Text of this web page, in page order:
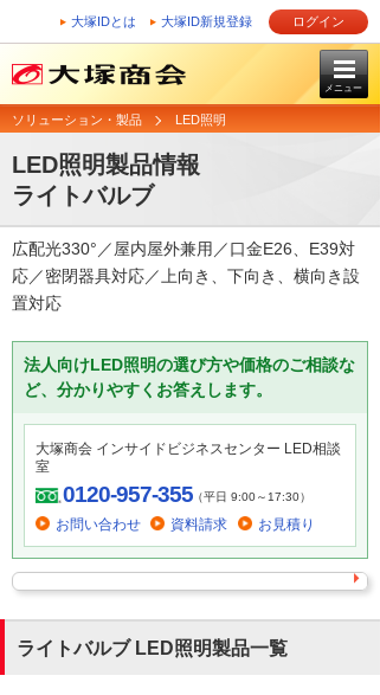
大塚IDとは 大塚ID新規登録 ログイン
メニュー
ソリューション・製品 LED照明
LED照明製品情報
ライトバルブ
広配光330°／屋内屋外兼用／口金E26、E39対
応／密閉器具対応／上向き、下向き、横向き設
置対応
法人向けLED照明の選び方や価格のご相談な
ど、分かりやすくお答えします。
大塚商会 インサイドビジネスセンター LED相談
室
0120-957-355（平日 9:00～17:30）
お問い合わせ 資料請求 お見積り
ライトバルブ LED照明製品一覧